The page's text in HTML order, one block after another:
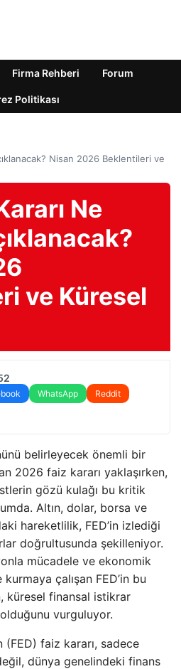
Firma Rehberi Forum
Politikası
Nisan 2026 Beklentileri ve
Ne
ve Küresel
WhatsApp
Reddit
belirleyecek önemli bir
2026 faiz kararı yaklaşırken,
gözü kulağı bu kritik
Altın, dolar, borsa ve
hareketlilik, FED’in izlediği
doğrultusunda şekilleniyor.
mücadele ve ekonomik
çalışan FED’in bu
küresel finansal istikrar
vurguluyor.
(FED) faiz kararı, sadece
dünya genelindeki finans